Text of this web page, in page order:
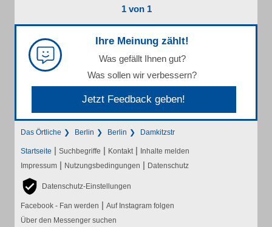
1 von 1
Ihre Meinung zählt!
Was gefällt Ihnen gut?
Was sollen wir verbessern?
Jetzt Feedback geben!
Das Örtliche Berlin Berlin Damkitzstr
Startseite | Suchbegriffe | Kontakt | Inhalte melden
Impressum | Nutzungsbedingungen | Datenschutz
Datenschutz-Einstellungen
Facebook - Fan werden | Auf Instagram folgen
Über den Messenger suchen